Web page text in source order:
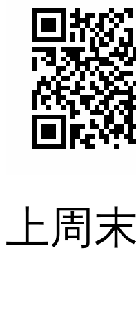
上周